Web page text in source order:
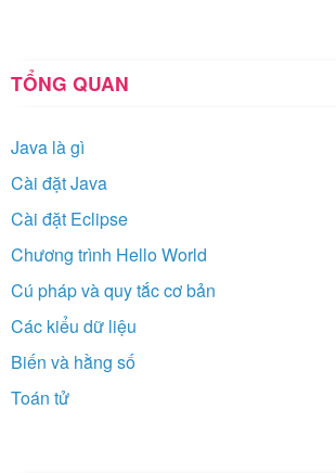
TỔNG QUAN
Java là gì
Cài đặt Java
Cài đặt Eclipse
Chương trình Hello World
Cú pháp và quy tắc cơ bản
Các kiểu dữ liệu
Biến và hằng số
Toán tử